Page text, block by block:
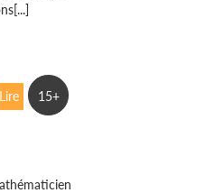
Lire 15+